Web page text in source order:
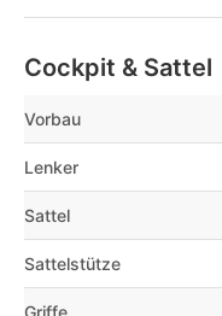
Cockpit & Sattel
Vorbau
Lenker
Sattel
Sattelstütze